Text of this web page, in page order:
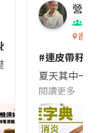
😱出發前切記檢查
的民眾，近期要
營養
香港
#連皮帶籽
夏天其中一
閱讀更多